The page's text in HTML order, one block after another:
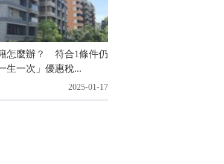
怎麼辦？ 符合1條件仍
生一次」優惠稅...
2025-01-17